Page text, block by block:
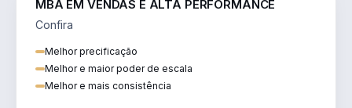
MBA EM VENDAS E ALTA PERFORMANCE
Confira
Melhor precificação
Melhor e maior poder de escala
Melhor e mais consistência